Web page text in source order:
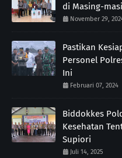
di Masing-
November 29,
Pastikan
Personel
Ini
Februari 07, 2024
Biddokkes
Kesehatan
Supiori
Juli 14, 2025